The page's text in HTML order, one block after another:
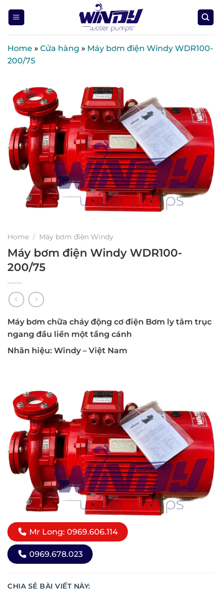
Home » Cửa hàng » Máy bơm điện Windy WDR100-
200/75
Home / Máy bơm điện Windy
Máy bơm điện Windy WDR100-
200/75
Máy bơm chữa cháy động cơ điện Bơm ly tâm trục
ngang đầu liền một tầng cánh
Nhãn hiệu: Windy – Việt Nam
Mr Long: 0969.606.114
0969.678.023
CHIA SẺ BÀI VIẾT NÀY: